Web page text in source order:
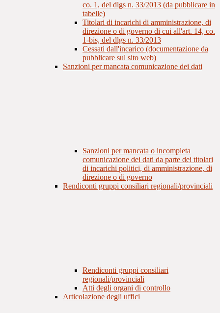
co. 1, del dlgs n. 33/2013 (da pubblicare in
tabelle)
Titolari di incarichi di amministrazione, di
direzione o di governo di cui all'art. 14, co.
1-bis, del dlgs n. 33/2013
Cessati dall'incarico (documentazione da
pubblicare sul sito web)
Sanzioni per mancata comunicazione dei dati
Sanzioni per mancata o incompleta
comunicazione dei dati da parte dei titolari
di incarichi politici, di amministrazione, di
direzione o di governo
Rendiconti gruppi consiliari regionali/provinciali
Rendiconti gruppi consiliari
regionali/provinciali
Atti degli organi di controllo
Articolazione degli uffici